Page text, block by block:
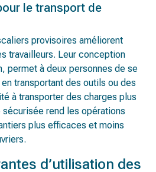
le transport de
provisoires améliorent
travailleurs. Leur conception
permet à deux personnes de se
transportant des outils ou des
à transporter des charges plus
rend les opérations
plus efficaces et moins
d’utilisation des